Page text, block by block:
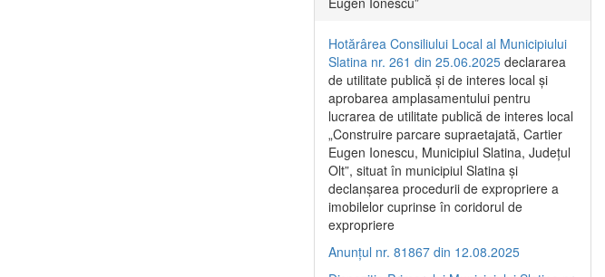
Hotărârea Consiliului Local al Municipiului
Slatina nr. 261 din 25.06.2025 declararea
de utilitate publică și de interes local și
aprobarea amplasamentului pentru
lucrarea de utilitate publică de interes local
„Construire parcare supraetajată, Cartier
Eugen Ionescu, Municipiul Slatina, Județul
Olt”, situat în municipiul Slatina și
declanșarea procedurii de expropriere a
imobilelor cuprinse în coridorul de
expropriere
Anunțul nr. 81867 din 12.08.2025